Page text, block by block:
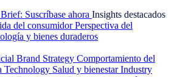
Suscríbase ahora Insights destacados
del consumidor Perspectiva del
y bienes duraderos
Brand Strategy Comportamiento del
Technology Salud y bienestar Industry